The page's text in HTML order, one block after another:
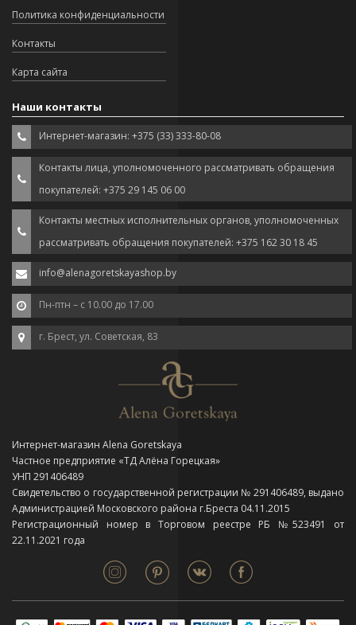
Политика конфиденциальности
Контакты
Карта сайта
Наши контакты
Интернет-магазин: +375 (33) 333-80-08
Контакты лица, уполномоченного рассматривать обращения
покупателей: +375 29 145 06 00
Контакты местных исполнительных органов, уполномоченных
рассматривать обращения покупателей: +375 162 30 18 45
info@alenagoretskayashop.by
Пн-птн – с 10.00 до 17.00
г. Брест, ул. Советская, 83
Интернет-магазин Alena Goretskaya
Частное предприятие «ТД Алёна Горецкая»
УНП 291406489
Свидетельство о государственной регистрации № 291406489, выдано
Администрацией Московского района г.Бреста 04.11.2015
Регистрационный номер в Торговом реестре РБ №523491 от
22.11.2021 года